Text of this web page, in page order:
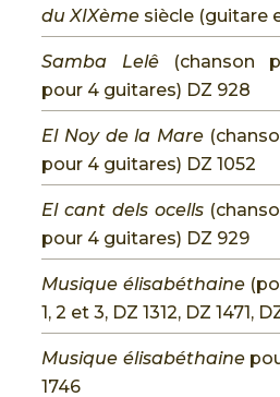
du XIXème siècle (guitare
Samba Lelê(chanson
pour 4 guitares) DZ 928
El Noy de la Mare
pour 4 guitares) DZ 1052
El cant dels ocells
pour 4 guitares) DZ 929
Musique élisabéthaine
1, 2 et 3, DZ 1312, DZ 1471,
Musique élisabéthaine
1746